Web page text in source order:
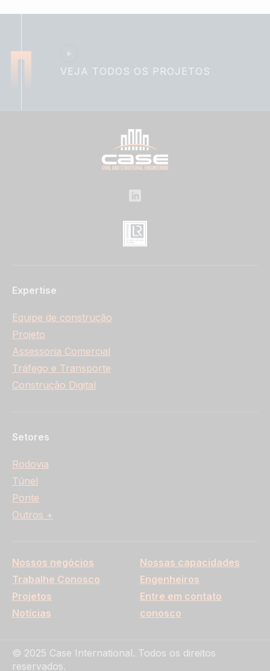
VEJA TODOS OS PROJETOS
Expertise
Equipe de construção
Projeto
Assessoria Comercial
Tráfego e Transporte
Construção Digital
Setores
Rodovia
Túnel
Ponte
Outros +
Nossos negócios
Trabalhe Conosco
Projetos
Notícias
Nossas capacidades
Engenheiros
Entre em contato
conosco
© 2025 Case International. Todos os direitos
reservados.